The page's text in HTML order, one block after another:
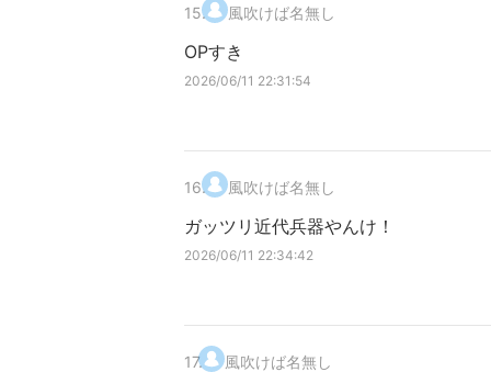
15. 風吹けば名無し
OPすき
2026/06/11 22:31:54
16. 風吹けば名無し
ガッツリ近代兵器やんけ！
2026/06/11 22:34:42
17. 風吹けば名無し